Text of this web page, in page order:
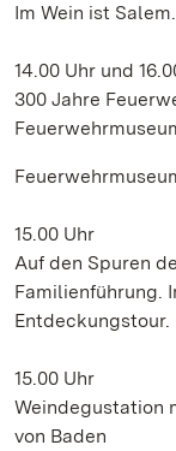
Im Wein ist
14.00 Uhr und
300 Jahre
15.00 Uhr
Auf den Spuren
Familienführung.
Entdeckungstour.
15.00 Uhr
Weindegustation
von Baden